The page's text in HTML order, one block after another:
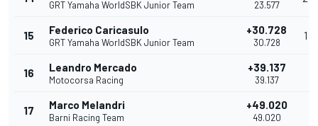
GRT Yamaha WorldSBK Junior Team 23.577
15 Federico Caricasulo
GRT Yamaha WorldSBK Junior Team
+30.728
30.728
1
16 Leandro Mercado
Motocorsa Racing
+39.137
39.137
17 Marco Melandri
Barni Racing Team
+49.020
49.020